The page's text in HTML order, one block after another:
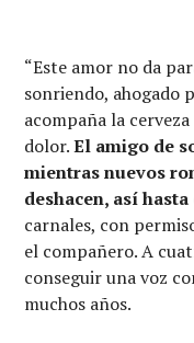
“Este amor no da
sonriendo, ahogado
acompaña la
dolor.El amigo de
mientras nuevos
deshacen, así
carnales, con
el compañero. A
conseguir una voz
muchos años.